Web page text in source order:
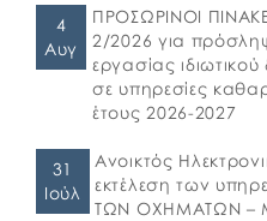
4
Αυγ
ΠΡΟΣΩΡΙΝΟΙ
2/2026 για
εργασίας
σε υπηρεσίες
έτους 2026-2027
31
Ιούλ
Ανοικτός
εκτέλεση των
ΤΩΝ ΟΧΗΜΑΤΩΝ –